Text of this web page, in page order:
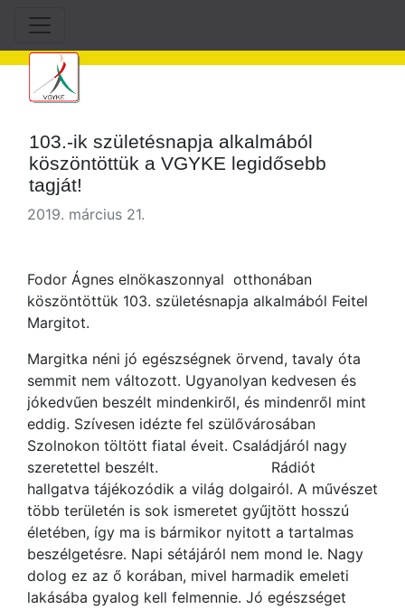
103.-ik születésnapja alkalmából
köszöntöttük a VGYKE legidősebb
tagját!
2019. március 21.
Fodor Ágnes elnökaszonnyal otthonában
köszöntöttük 103. születésnapja alkalmából Feitel
Margitot.
Margitka néni jó egészségnek örvend, tavaly óta
semmit nem változott. Ugyanolyan kedvesen és
jókedvűen beszélt mindenkiről, és mindenről mint
eddig. Szívesen idézte fel szülővárosában
Szolnokon töltött fiatal éveit. Családjáról nagy
szeretettel beszélt. Rádiót
hallgatva tájékozódik a világ dolgairól. A művészet
több területén is sok ismeretet gyűjtött hosszú
életében, így ma is bármikor nyitott a tartalmas
beszélgetésre. Napi sétájáról nem mond le. Nagy
dolog ez az ő korában, mivel harmadik emeleti
lakásába gyalog kell felmennie. Jó egészséget